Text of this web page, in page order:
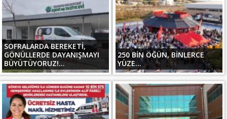
SOFRALARDA BEREKETİ,
GÖNÜLLERDE DAYANIŞMAYI
BÜYÜTÜYORUZ!...
250 BİN ÖĞÜN, BİNLERCE
YÜZE...